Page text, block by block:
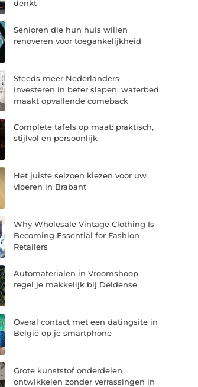
denkt
Senioren die hun huis willen
renoveren voor toegankelijkheid
Steeds meer Nederlanders
investeren in beter slapen: waterbed
maakt opvallende comeback
Complete tafels op maat: praktisch,
stijlvol en persoonlijk
Het juiste seizoen kiezen voor uw
vloeren in Brabant
Why Wholesale Vintage Clothing Is
Becoming Essential for Fashion
Retailers
Automaterialen in Vroomshoop
regel je makkelijk bij Deldense
Overal contact met een datingsite in
België op je smartphone
Grote kunststof onderdelen
ontwikkelen zonder verrassingen in